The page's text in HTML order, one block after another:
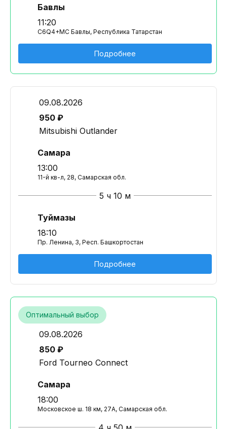
Бавлы
11:20
C6Q4+MC Бавлы, Республика Татарстан
Подробнее
09.08.2026
950 ₽
Mitsubishi Outlander
Самара
13:00
11-й кв-л, 28, Самарская обл.
5 ч 10 м
Туймазы
18:10
Пр. Ленина, 3, Респ. Башкортостан
Подробнее
Оптимальный выбор
09.08.2026
850 ₽
Ford Tourneo Connect
Самара
18:00
Московское ш. 18 км, 27А, Самарская обл.